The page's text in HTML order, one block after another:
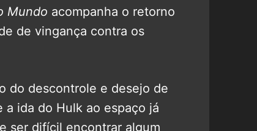
Mundo acompanha o retorno
de vingança contra os
do descontrole e desejo de
ida do Hulk ao espaço já
ser difícil encontrar algum